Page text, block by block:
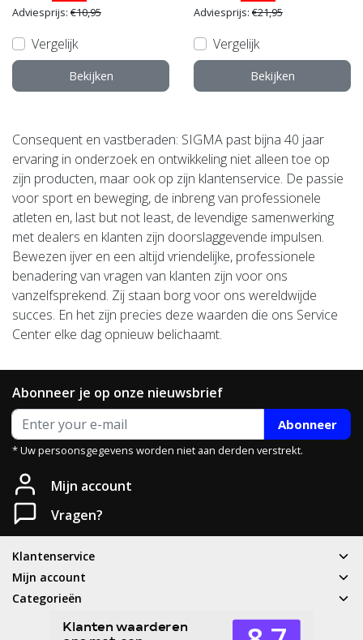
Adviesprijs: €10,95
Vergelijk
Bekijken
Adviesprijs: €21,95
Vergelijk
Bekijken
Consequent en vastberaden: SIGMA past bijna 40 jaar
ervaring in onderzoek en ontwikkeling niet alleen toe op
zijn producten, maar ook op zijn klantenservice. De passie
voor sport en beweging, de inbreng van professionele
atleten en, last but not least, de levendige samenwerking
met dealers en klanten zijn doorslaggevende impulsen.
Bewezen ijver en een altijd vriendelijke, professionele
benadering van vragen van klanten zijn voor ons
vanzelfsprekend. Zij staan borg voor ons wereldwijde
succes. En het zijn precies deze waarden die ons Service
Center elke dag opnieuw belichaamt.
Abonneer je op onze nieuwsbrief
Abonneer
* Uw persoonsgegevens worden niet aan derden verstrekt.
Mijn account
Vragen?
Klantenservice
Mijn account
Categorieën
Heb je een vraag?
Neem gerust contact met ons op.
06 83 50 67 66